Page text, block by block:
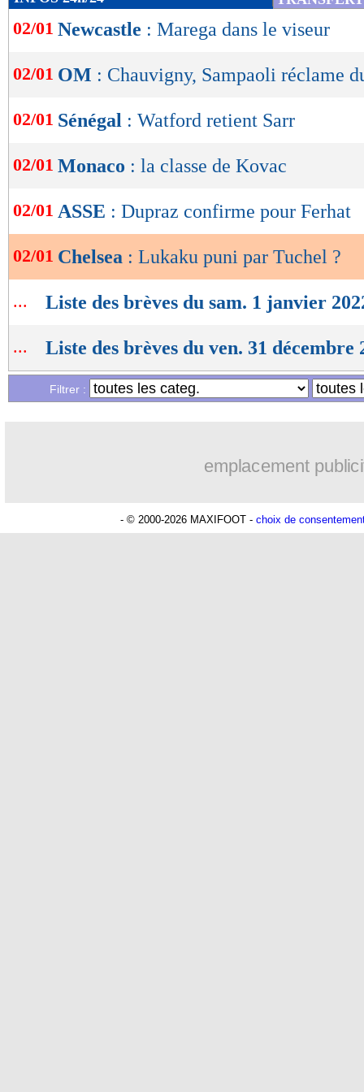
de
lecture
OK
02/01 Newcastle : Marega dans le viseur
02/01 OM : Chauvigny, Sampaoli réclame
02/01 Sénégal : Watford retient Sarr
02/01 Monaco : la classe de Kovac
02/01 ASSE : Dupraz confirme pour Ferhat
02/01 Chelsea : Lukaku puni par Tuchel ?
... Liste des brèves du sam. 1 janvier
... Liste des brèves du ven. 31 décembre
Filtrer :
emplacement
- © 2000-2026 MAXIFOOT - choix de